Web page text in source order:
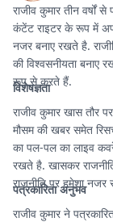
राजीव कुमार तीन वर्षों
कंटेंट राइटर के रूप में
नजर बनाए रखते है.
की विश्वसनीयता बनाए
रूप से करते हैं.
विशेषज्ञता
राजीव कुमार खास तौर
मौसम की खबर समेत
का पल-पल का लाइव
रखते है. खासकर
राजनीति पर हमेशा नजर
पत्रकारिता अनुभव
राजीव कुमार ने